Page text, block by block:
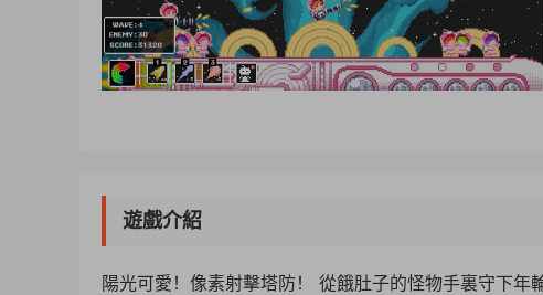
遊戲介紹
陽光可愛！像素射擊塔防！ 從餓肚子的怪物手裏守下年